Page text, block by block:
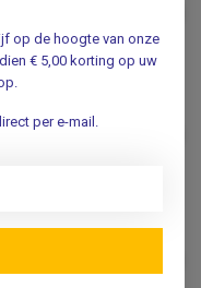
€5,95
op de hoogte van onze
€ 5,00 korting op uw
per e-mail.